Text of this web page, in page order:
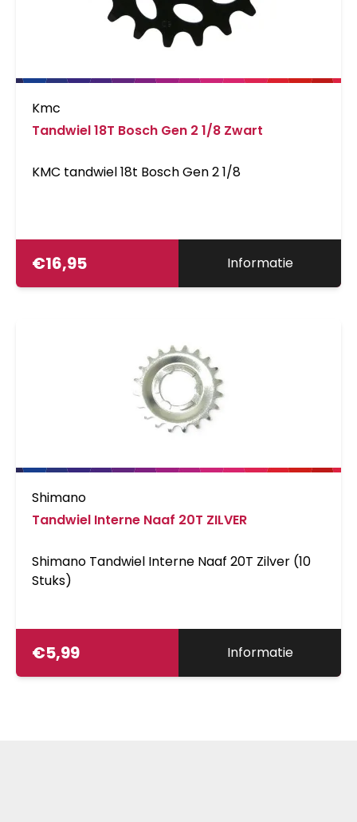
Kmc
Tandwiel 18T Bosch Gen 2 1/8 Zwart
KMC tandwiel 18t Bosch Gen 2 1/8
€16,95 Informatie
Shimano
Tandwiel Interne Naaf 20T ZILVER
Shimano Tandwiel Interne Naaf 20T Zilver (10
Stuks)
€5,99 Informatie